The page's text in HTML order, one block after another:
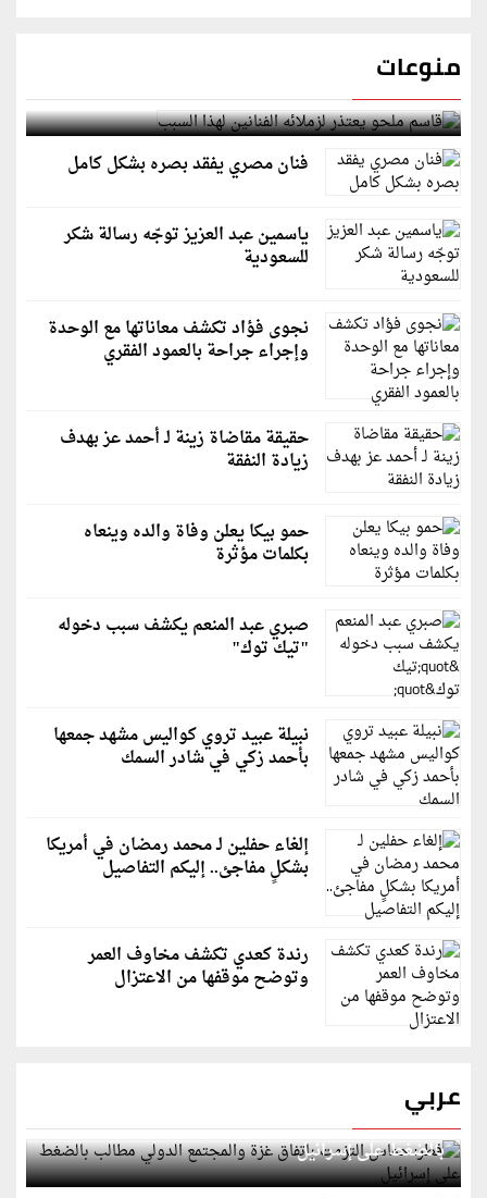
منوعات
قاسم ملحو يعتذر لزملائه الفنانين لهذا السبب
فنان مصري يفقد بصره بشكل كامل
ياسمين عبد العزيز توجّه رسالة شكر
للسعودية
نجوى فؤاد تكشف معاناتها مع الوحدة
وإجراء جراحة بالعمود الفقري
حقيقة مقاضاة زينة لـ أحمد عز بهدف
زيادة النفقة
حمو بيكا يعلن وفاة والده وينعاه
بكلمات مؤثرة
صبري عبد المنعم يكشف سبب دخوله
"تيك توك"
نبيلة عبيد تروي كواليس مشهد جمعها
بأحمد زكي في شادر السمك
إلغاء حفلين لـ محمد رمضان في أمريكا
بشكلٍ مفاجئ.. إليكم التفاصيل
رندة كعدي تكشف مخاوف العمر
وتوضح موقفها من الاعتزال
عربي
قطر: حماس التزمت باتفاق غزة والمجتمع الدولي مطالب
بالضغط على إسرائيل